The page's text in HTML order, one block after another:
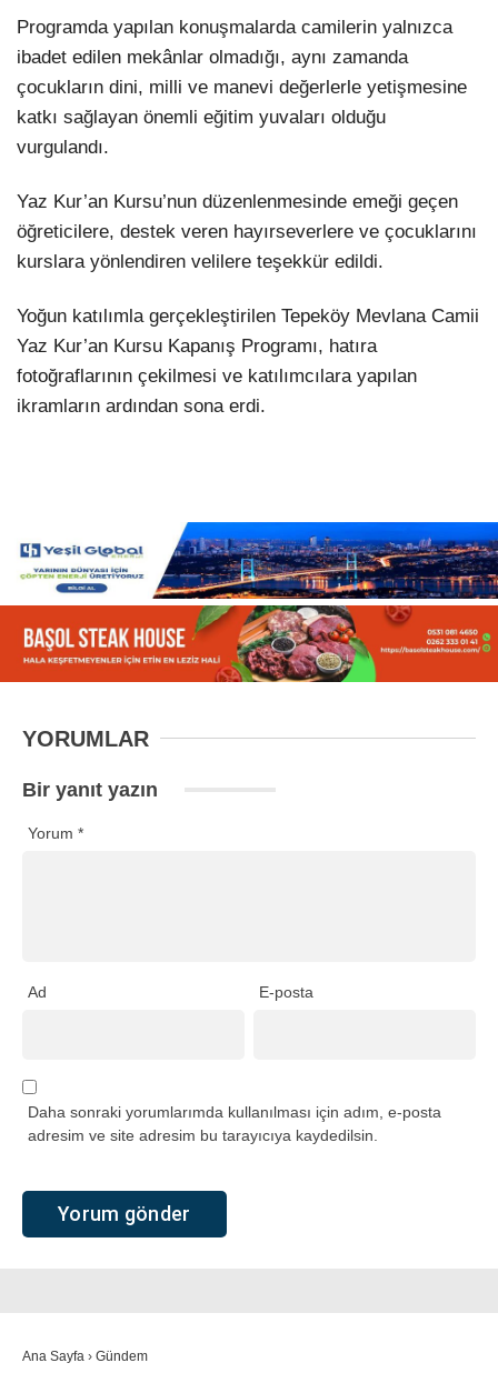
Programda yapılan konuşmalarda camilerin yalnızca
ibadet edilen mekânlar olmadığı, aynı zamanda
çocukların dini, milli ve manevi değerlerle yetişmesine
katkı sağlayan önemli eğitim yuvaları olduğu
vurgulandı.
Yaz Kur’an Kursu’nun düzenlenmesinde emeği geçen
öğreticilere, destek veren hayırseverlere ve çocuklarını
kurslara yönlendiren velilere teşekkür edildi.
Yoğun katılımla gerçekleştirilen Tepeköy Mevlana Camii
Yaz Kur’an Kursu Kapanış Programı, hatıra
fotoğraflarının çekilmesi ve katılımcılara yapılan
ikramların ardından sona erdi.
YORUMLAR
Bir yanıt yazın
Yorum *
Ad E-posta
Daha sonraki yorumlarımda kullanılması için adım, e-posta
adresim ve site adresim bu tarayıcıya kaydedilsin.
Ana Sayfa › Gündem